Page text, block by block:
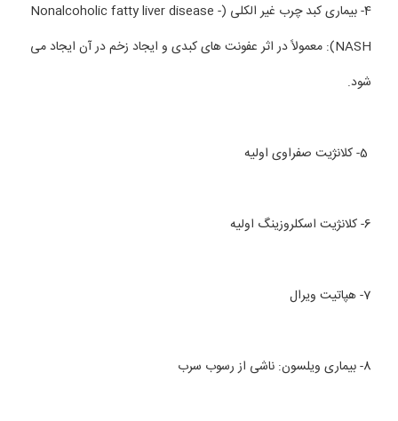
4- بیماری کبد چرب غیر الکلی (Nonalcoholic fatty liver disease -
NASH): معمولاً در اثر عفونت های کبدی و ایجاد زخم در آن ایجاد می
شود.
6- کلانژیت اسکلروزینگ اولیه
7- هپاتیت ویرال
8- بیماری ویلسون: ناشی از رسوب سرب